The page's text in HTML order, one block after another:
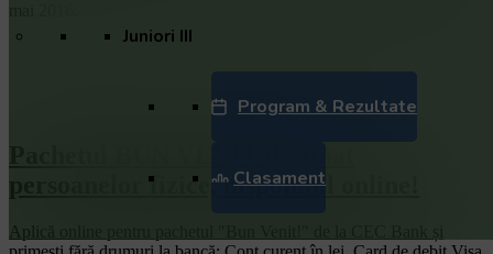
Juniori III
Program & Rezultate
Clasament
persoanelor fizice, disponibil online!
Aplică online pentru pachetul "Bun Venit!" de la CEC Bank și